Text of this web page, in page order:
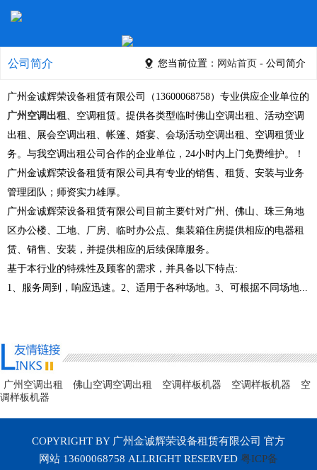
公司简介 您当前位置： 网站首页 - 公司简介
广州金诚辉荣设备租赁有限公司（13600068758）专业供应企业单位的
广州空调出租、空调租赁。提供各类型临时佛山空调出租、活动空调
出租、展会空调出租、帐篷、婚宴、会场活动空调出租、空调租赁业
务。与我空调出租公司合作的企业单位，24小时内上门免费维护。！
广州金诚辉荣设备租赁有限公司具有专业的销售、租赁、安装与业务
管理团队；师资实力雄厚。
广州金诚辉荣设备租赁有限公司目前主要针对广州、佛山、珠三角地
区办公楼、工地、厂房、临时办公点、集装箱住房提供相应的电器租
赁、销售、安装，并提供相应的后续保障服务。
基于本行业的特殊性及顾客的需求，并具备以下特点:
1、服务周到，响应迅速。2、适用于各种场地。3、可根据不同场地...
广州空调出租 佛山空调空调出租 空调样板机器 空调样板机器
空
调样板机器
COPYRIGHT BY 广州金诚辉荣设备租赁有限公司 官方
网站 13600068758 ALLRIGHT RESERVED 粤ICP备